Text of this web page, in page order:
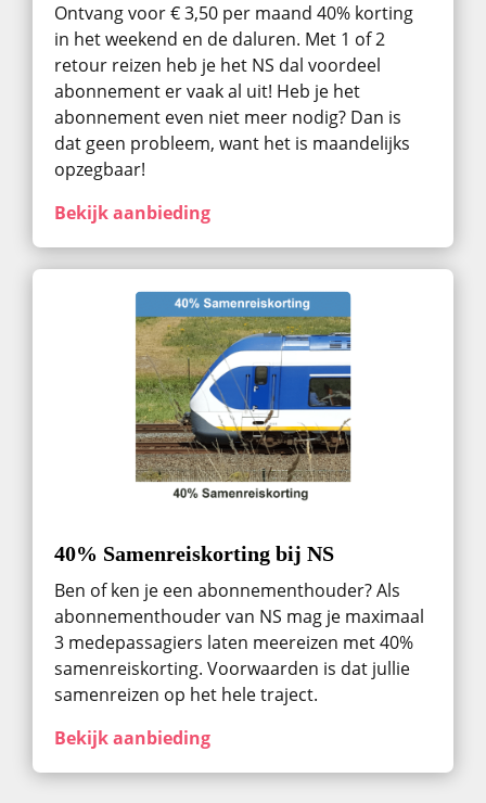
Ontvang voor € 3,50 per maand 40% korting
in het weekend en de daluren. Met 1 of 2
retour reizen heb je het NS dal voordeel
abonnement er vaak al uit! Heb je het
abonnement even niet meer nodig? Dan is
dat geen probleem, want het is maandelijks
opzegbaar!
Bekijk aanbieding
40% Samenreiskorting bij NS
Ben of ken je een abonnementhouder? Als
abonnementhouder van NS mag je maximaal
3 medepassagiers laten meereizen met 40%
samenreiskorting. Voorwaarden is dat jullie
samenreizen op het hele traject.
Bekijk aanbieding